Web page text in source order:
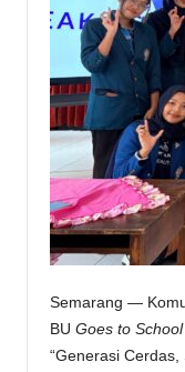
Semarang —
BU Goes to School
“Generasi